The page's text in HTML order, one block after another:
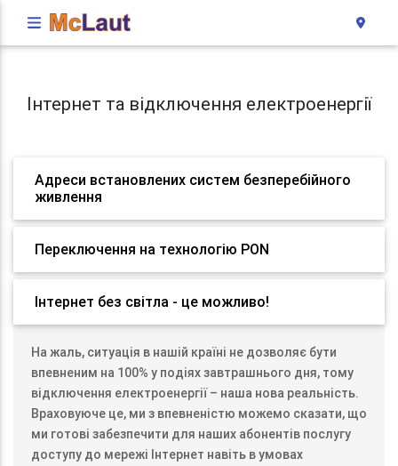
Інтернет та відключення електроенергії
Адреси встановлених систем безперебійного
живлення
Переключення на технологію PON
Інтернет без світла - це можливо!
На жаль, ситуація в нашій країні не дозволяє бути
впевненим на 100% у подіях завтрашнього дня, тому
відключення електроенергії – наша нова реальність.
Враховуюче це, ми з впевненістю можемо сказати, що
ми готові забезпечити для наших абонентів послугу
доступу до мережі Інтернет навіть в умовах